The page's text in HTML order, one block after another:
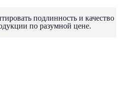
подлинность и качество
по разумной цене.